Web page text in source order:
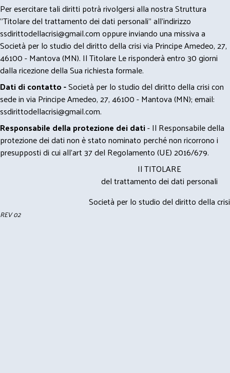
Per esercitare tali diritti potrà rivolgersi alla nostra Struttura
"Titolare del trattamento dei dati personali" all'indirizzo
ssdirittodellacrisi@gmail.comoppure inviando una missiva a
Società per lo studio del diritto della crisi via Principe Amedeo, 27,
46100 - Mantova (MN). Il Titolare Le risponderà entro 30 giorni
dalla ricezione della Sua richiesta formale.
Dati di contatto -Società per lo studio del diritto della crisi con
sede in via Principe Amedeo, 27, 46100 - Mantova (MN); email:
ssdirittodellacrisi@gmail.com.
Responsabile della protezione dei dati- Il Responsabile della
protezione dei dati non è stato nominato perché non ricorrono i
presupposti di cui all’art 37 del Regolamento (UE) 2016/679.
Il TITOLARE
del trattamento dei dati personali
Società per lo studio del diritto della crisi
REV 02